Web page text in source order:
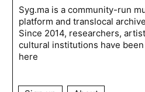
Syg.ma is a community-run
platform and translocal
Since 2014, researchers,
cultural institutions have
here